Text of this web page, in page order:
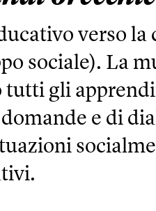
verso
sociale). La
gli
e di